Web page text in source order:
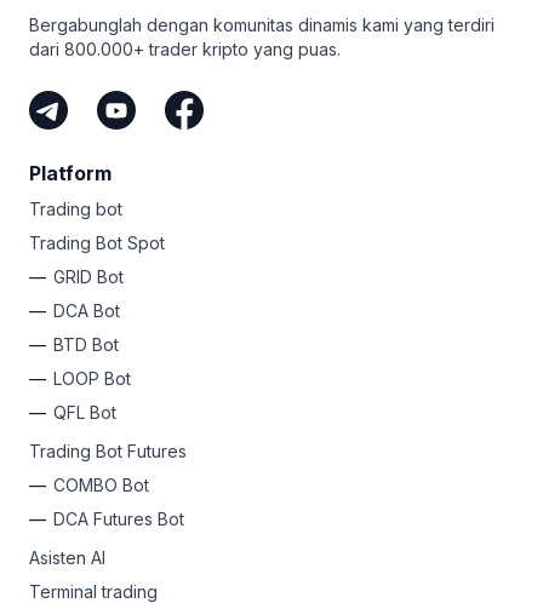
Bergabunglah dengan komunitas dinamis kami yang terdiri
dari 800.000+ trader kripto yang puas.
Platform
Trading bot
Trading Bot Spot
GRID Bot
DCA Bot
BTD Bot
LOOP Bot
QFL Bot
Trading Bot Futures
COMBO Bot
DCA Futures Bot
Asisten AI
Terminal trading